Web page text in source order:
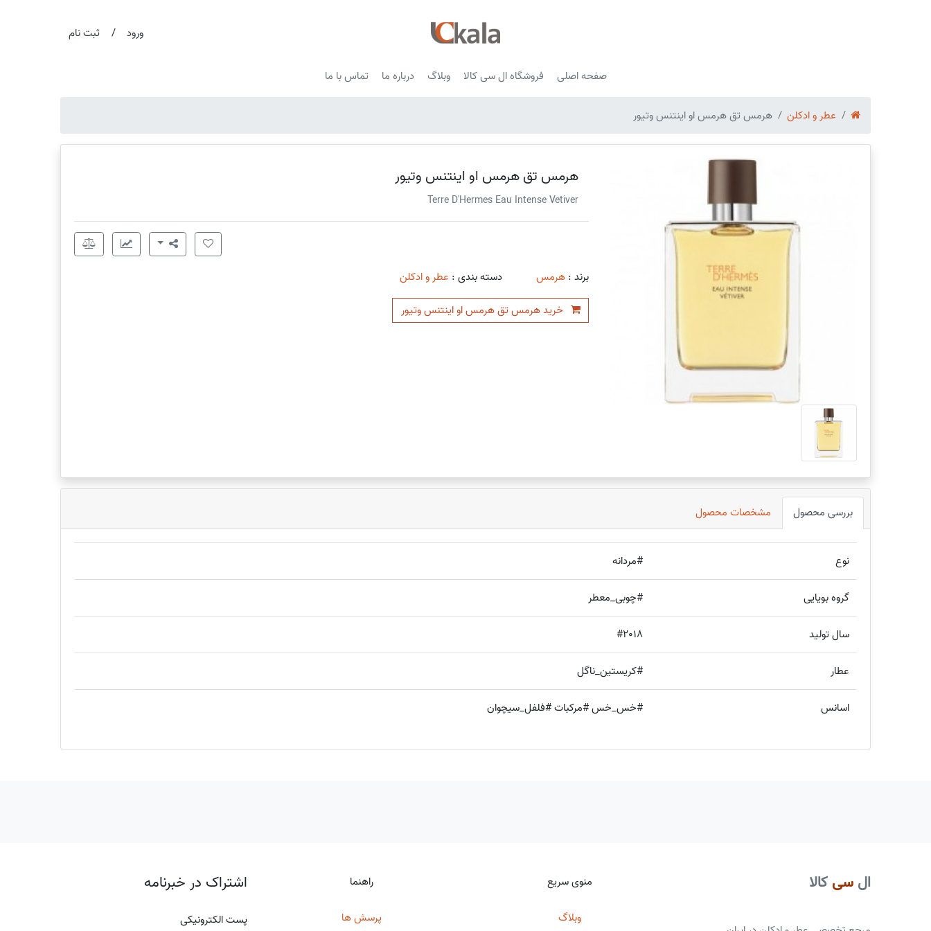
ورود / ثبت نام
صفحه اصلی فروشگاه ال سی کالا وبلاگ درباره ما تماس با ما
عطر و ادکلن هرمس تق هرمس او اینتنس وتیور
هرمس تق هرمس او اینتنس وتیور
Terre D'Hermes Eau Intense Vetiver
برند : هرمس دسته بندی : عطر و ادکلن
خرید هرمس تق هرمس او اینتنس وتیور
بررسی محصول مشخصات محصول
نوع #مردانه
گروه بویایی #چوبی_معطر
سال تولید #2018
عطار #کریستین_ناگل
اسانس #خس_خس #مرکبات #فلفل_سیچوان
ال سی کالا منوی سریع
وبلاگ
راهنما
پرسش ها
اشتراک در خبرنامه
پست الکترونیکی